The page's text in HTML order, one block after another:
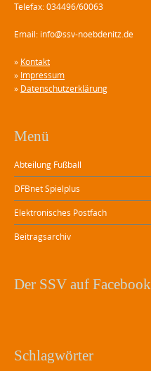
Telefax: 034496/60063
Email: info@ssv-noebdenitz.de
» Kontakt
» Impressum
» Datenschutzerklärung
Menü
Abteilung Fußball
DFBnet Spielplus
Elektronisches Postfach
Beitragsarchiv
Der SSV auf Facebook
Schlagwörter